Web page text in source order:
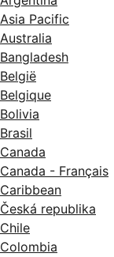
Asia Pacific
Australia
Bangladesh
België
Belgique
Bolivia
Brasil
Canada
Canada - Français
Caribbean
Česká republika
Chile
Colombia